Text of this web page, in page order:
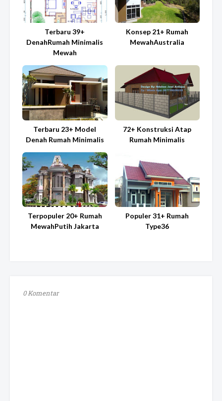
Terbaru 39+
DenahRumah Minimalis
Mewah
Konsep 21+ Rumah
MewahAustralia
Terbaru 23+ Model
Denah Rumah Minimalis
72+ Konstruksi Atap
Rumah Minimalis
Terpopuler 20+ Rumah
MewahPutih Jakarta
Populer 31+ Rumah
Type36
0 Komentar